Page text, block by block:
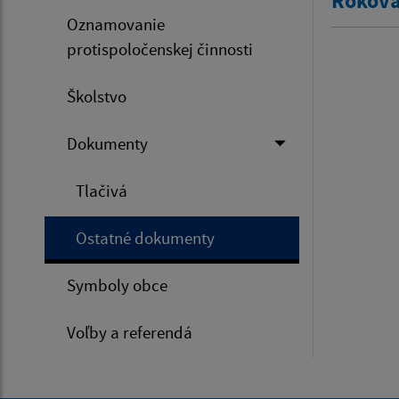
Oznamovanie
protispoločenskej činnosti
Školstvo
Dokumenty
Tlačivá
Ostatné dokumenty
Symboly obce
Voľby a referendá